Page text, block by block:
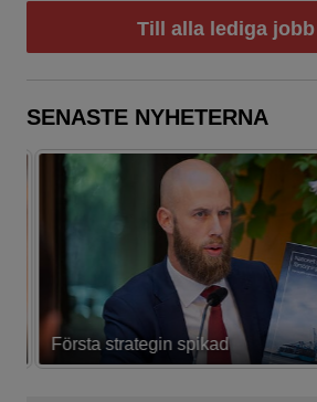
Till alla lediga jobb
SENASTE NYHETERNA
Första strategin spikad